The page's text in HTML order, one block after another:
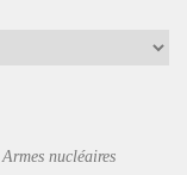
Armes nucléaires